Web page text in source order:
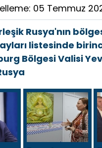
05 Temmuz
Rusya'nın
listesinde
Bölgesi Valisi